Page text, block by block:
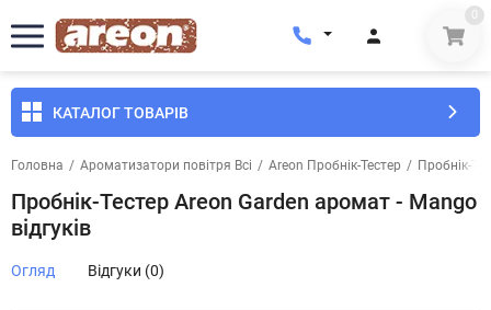
0
КАТАЛОГ ТОВАРІВ
Головна / Ароматизатори повітря Всі / Areon Пробнік-Тестер / Пробнік-
Пробнік-Тестер Areon Garden аромат - Mango
відгуків
Огляд Відгуки (0)